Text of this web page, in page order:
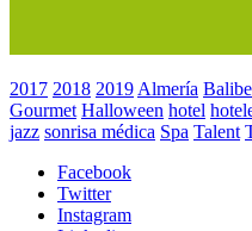
2017 2018 2019 Almería
Gourmet Halloween hotel
jazz sonrisa médica Spa Talent
Facebook
Twitter
Instagram